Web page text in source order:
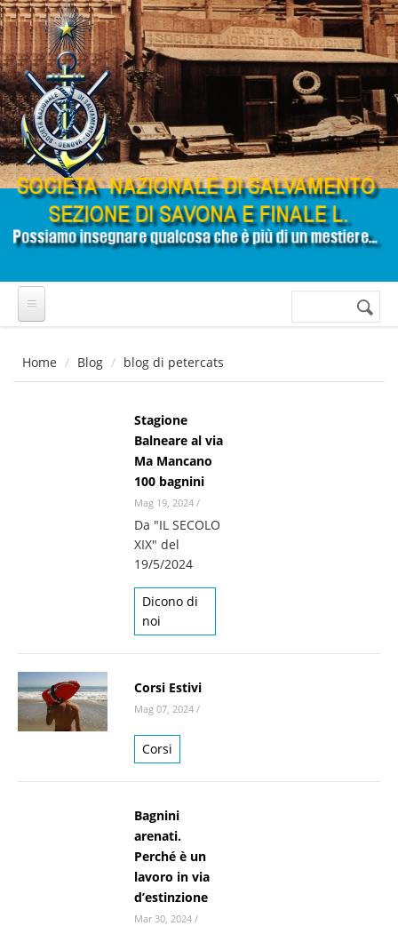
Salta al contenuto principale
Form di
Home Blog blog di petercats
Stagione
Balneare al via
Ma Mancano
100 bagnini
Mag 19, 2024 /
Da "IL SECOLO
XIX" del
19/5/2024
Dicono di
noi
Corsi Estivi
Mag 07, 2024 /
Corsi
Bagnini
arenati.
Perché è un
lavoro in via
d’estinzione
Mar 30, 2024 /